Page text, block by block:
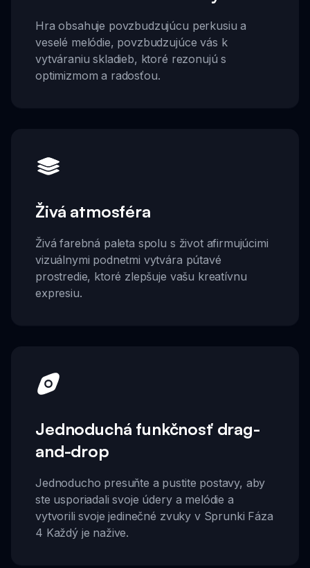
Hra obsahuje povzbudzujúcu perkusiu a
veselé melódie, povzbudzujúce vás k
vytváraniu skladieb, ktoré rezonujú s
optimizmom a radosťou.
Živá atmosféra
Živá farebná paleta spolu s život afirmujúcimi
vizuálnymi podnetmi vytvára pútavé
prostredie, ktoré zlepšuje vašu kreatívnu
expresiu.
Jednoduchá funkčnosť drag-
and-drop
Jednoducho presuňte a pustite postavy, aby
ste usporiadali svoje údery a melódie a
vytvorili svoje jedinečné zvuky v Sprunki Fáza
4 Každý je nažive.